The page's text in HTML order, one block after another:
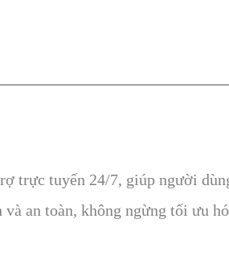
trực tuyến 24/7, giúp người
an toàn, không ngừng tối ưu